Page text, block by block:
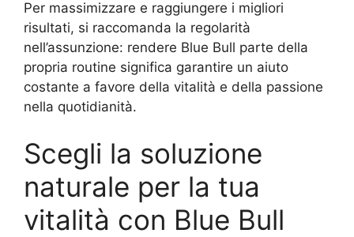
Per massimizzare e raggiungere i migliori
risultati, si raccomanda la regolarità
nell’assunzione: rendere Blue Bull parte della
propria routine significa garantire un aiuto
costante a favore della vitalità e della passione
nella quotidianità.
Scegli la soluzione
naturale per la tua
vitalità con Blue Bull